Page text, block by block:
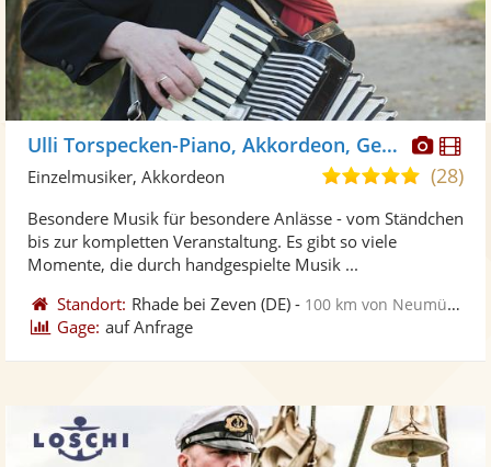
Fotos
Ulli Torspecken-Piano, Akkordeon, Gesang
4,9
5
(28)
Einzelmusiker, Akkordeon
Besondere Musik für besondere Anlässe - vom Ständchen
bis zur kompletten Veranstaltung. Es gibt so viele
Momente, die durch handgespielte Musik ...
Standort: Rhade bei Zeven (DE) - 100 km von Neumünster
Gage: auf Anfrage